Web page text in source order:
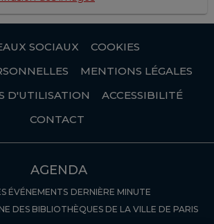
SOCIAUX
COOKIES
MENTIONS LÉGALES
D'UTILISATION
ACCESSIBILITÉ
CONTACT
AGENDA
ÉVÉNEMENTS DERNIÈRE MINUTE
DES BIBLIOTHÈQUES DE LA VILLE DE PARIS